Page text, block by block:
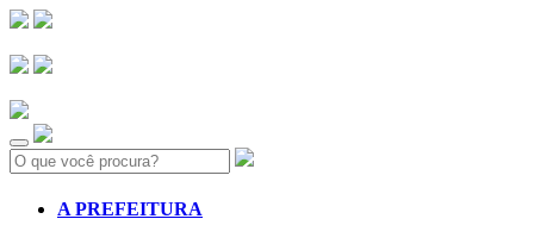
Search:
A PREFEITURA